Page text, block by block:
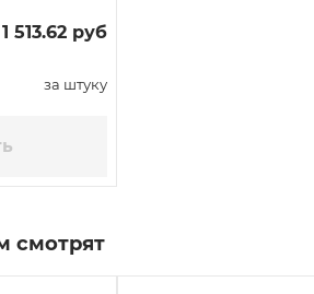
513.62 руб
за штуку
смотрят